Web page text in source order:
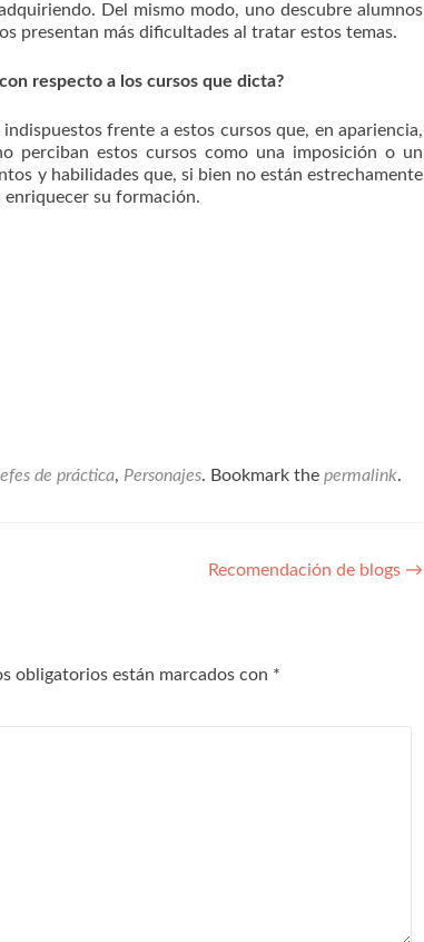
Del mismo modo, uno descubre alumnos
presentan más dificultades al tratar estos temas.
respecto a los cursos que dicta?
frente a estos cursos que, en apariencia,
perciban estos cursos como una imposición o un
y habilidades que, si bien no están estrechamente
enriquecer su formación.
de práctica, Personajes. Bookmark the permalink.
Recomendación de blogs →
obligatorios están marcados con *